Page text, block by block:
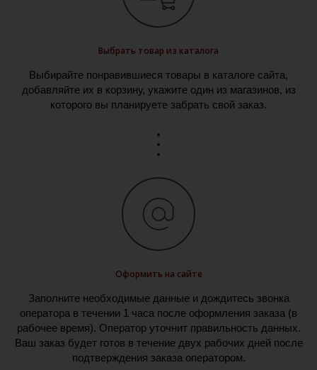
Выбрать товар из каталога
Выбирайте понравившиеся товары в каталоге сайта,
добавляйте их в корзину, укажите один из магазинов, из
которого вы планируете забрать свой заказ.
Оформить на сайте
Заполните необходимые данные и дождитесь звонка
оператора в течении 1 часа после оформления заказа (в
рабочее время). Оператор уточнит правильность данных.
Ваш заказ будет готов в течение двух рабочих дней после
подтверждения заказа оператором.